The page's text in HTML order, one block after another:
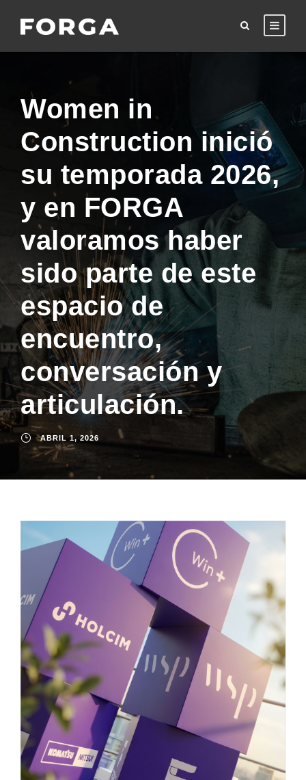
Women in
Construction inició
su temporada 2026,
y en FORGA
valoramos haber
sido parte de este
espacio de
encuentro,
conversación y
articulación.
ABRIL 1, 2026